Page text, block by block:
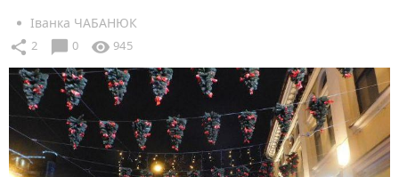
Іванка ЧАБАНЮК
share 2 chat_bubble 0 visibility 945